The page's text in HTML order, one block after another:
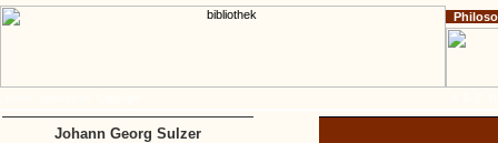
Johann Georg Sulzer